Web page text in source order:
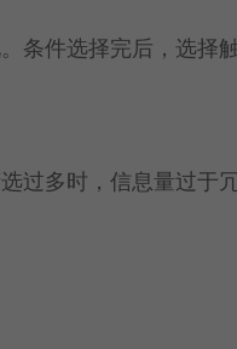
条件选择完后，选择
过多时，信息量过于